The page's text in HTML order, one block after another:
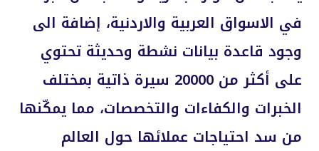
في الاسواق العربية والاردنية، إضافة الى
وجود قاعدة بيانات نشطة وحديثة تحتوي
على أكثر من 20000 سيرة ذاتية بمختلف
الخبرات والكفاءات والتخصصات، مما يمكّنها
من سد احتياجات عملائها حول العالم